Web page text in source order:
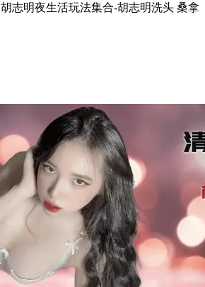
胡志明夜生活玩法集合-胡志明洗头 桑拿